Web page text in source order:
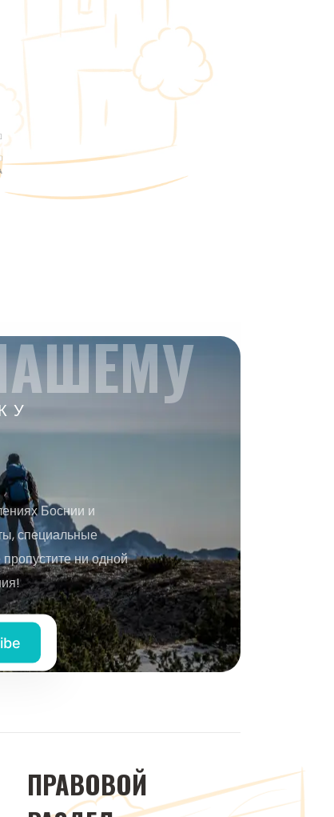
Боснии и
специальные
ни одной
ПРАВОВОЙ